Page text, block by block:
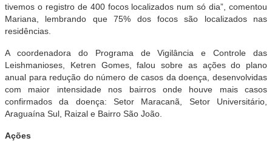
tivemos o registro de 400 focos localizados num só dia”, comentou
Mariana, lembrando que 75% dos focos são localizados nas
residências.
A coordenadora do Programa de Vigilância e Controle das
Leishmanioses, Ketren Gomes, falou sobre as ações do plano
anual para redução do número de casos da doença, desenvolvidas
com maior intensidade nos bairros onde houve mais casos
confirmados da doença: Setor Maracanã, Setor Universitário,
Araguaína Sul, Raizal e Bairro São João.
Ações